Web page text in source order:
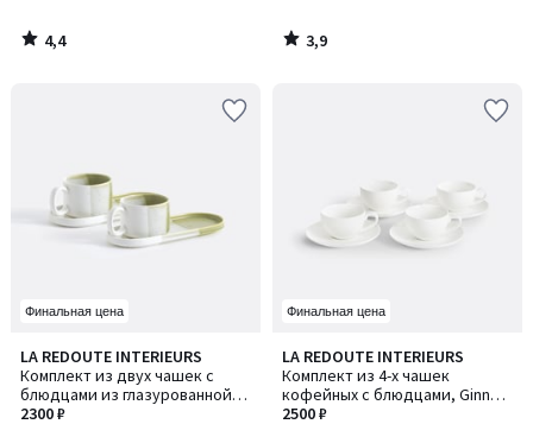
4,4
/
3,9
/
Финальная цена
LA REDOUTE INTERIEURS
Комплект из двух чашек с
блюдцами из глазурованной
керамики, Desnia / Десниа
2300 ₽
5
/
5
Финальная цена
LA REDOUTE INTERIEURS
Комплект из 4-х чашек
кофейных с блюдцами, Ginny /
Джинни
2500 ₽
4,1
/ 5